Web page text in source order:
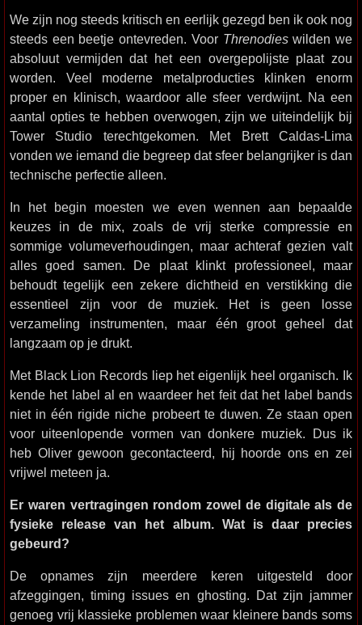
We zijn nog steeds kritisch en eerlijk gezegd ben ik ook nog
steeds een beetje ontevreden. Voor Threnodieswilden we
absoluut vermijden dat het een overgepolijste plaat zou
worden. Veel moderne metalproducties klinken enorm
proper en klinisch, waardoor alle sfeer verdwijnt. Na een
aantal opties te hebben overwogen, zijn we uiteindelijk bij
Tower Studio terechtgekomen. Met Brett Caldas-Lima
vonden we iemand die begreep dat sfeer belangrijker is dan
technische perfectie alleen.
In het begin moesten we even wennen aan bepaalde
keuzes in de mix, zoals de vrij sterke compressie en
sommige volumeverhoudingen, maar achteraf gezien valt
alles goed samen. De plaat klinkt professioneel, maar
behoudt tegelijk een zekere dichtheid en verstikking die
essentieel zijn voor de muziek. Het is geen losse
verzameling instrumenten, maar één groot geheel dat
langzaam op je drukt.
Met Black Lion Records liep het eigenlijk heel organisch. Ik
kende het label al en waardeer het feit dat het label bands
niet in één rigide niche probeert te duwen. Ze staan open
voor uiteenlopende vormen van donkere muziek. Dus ik
heb Oliver gewoon gecontacteerd, hij hoorde ons en zei
vrijwel meteen ja.
Er waren vertragingen rondom zowel de digitale als de
fysieke release van het album. Wat is daar precies
gebeurd?
De opnames zijn meerdere keren uitgesteld door
afzeggingen, timing issues en ghosting. Dat zijn jammer
genoeg vrij klassieke problemen waar kleinere bands soms